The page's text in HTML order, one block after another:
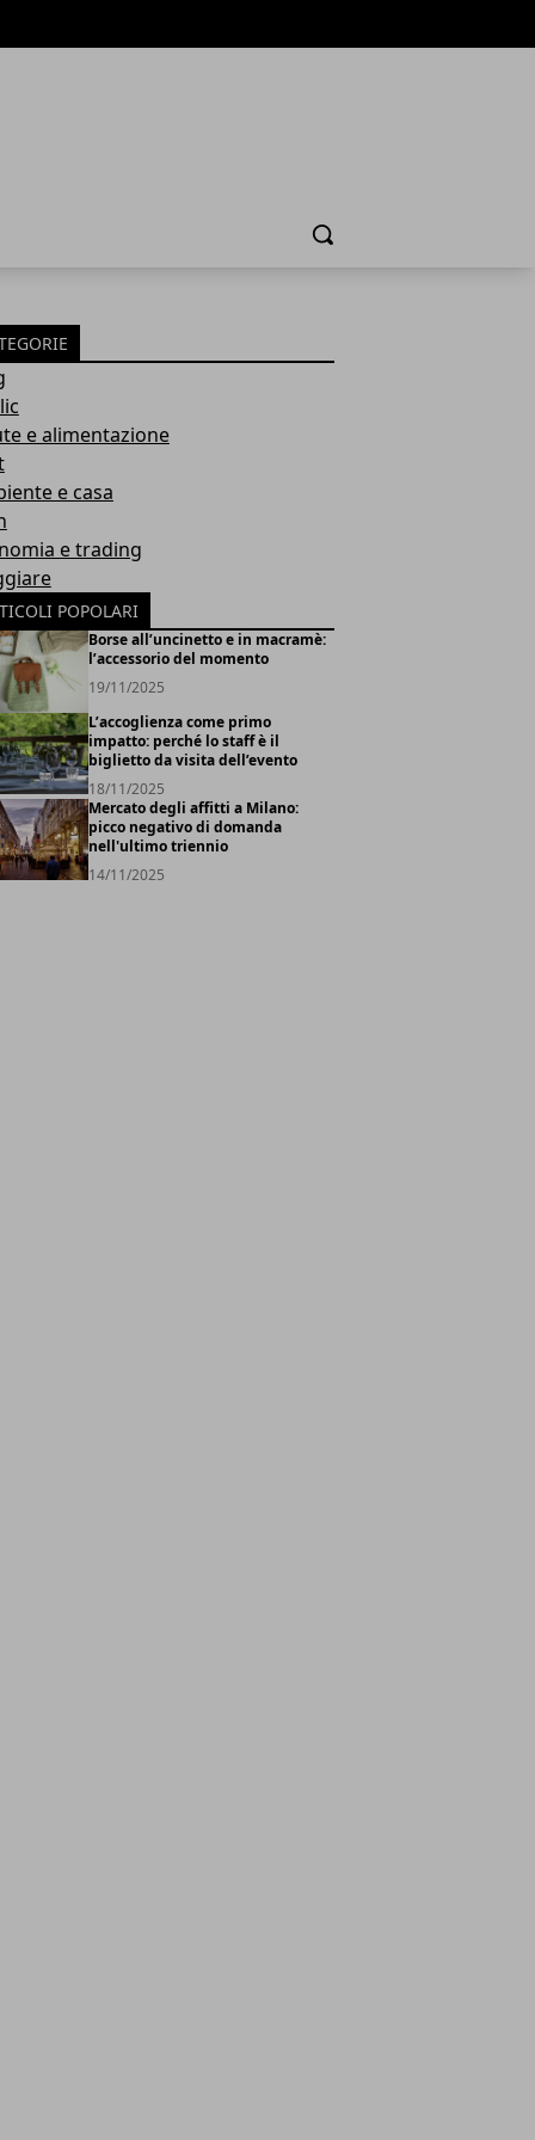
Cerca
e alimentazione
e casa
e trading
POPOLARI
Borse all’uncinetto e in macramè:
l’accessorio del momento
19/11/2025
L’accoglienza come primo
impatto: perché lo staff è il
biglietto da visita dell’evento
18/11/2025
Mercato degli affitti a Milano:
picco negativo di domanda
nell'ultimo triennio
14/11/2025